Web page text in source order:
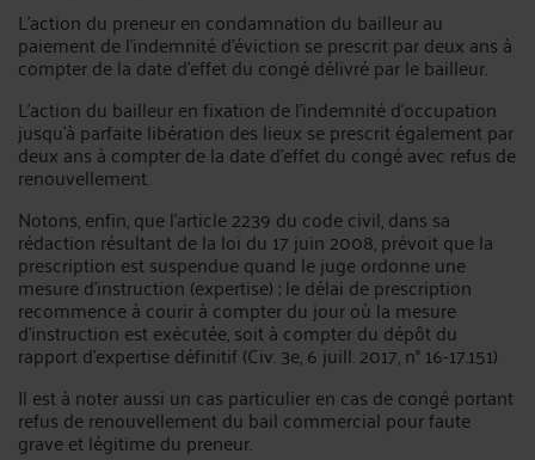
L'action du preneur en condamnation du bailleur au
paiement de l'indemnité d'éviction se prescrit par deux ans à
compter de la date d'effet du congé délivré par le bailleur.
L'action du bailleur en fixation de l'indemnité d'occupation
jusqu'à parfaite libération des lieux se prescrit également par
deux ans à compter de la date d'effet du congé avec refus de
renouvellement.
Notons, enfin, que l'article 2239 du code civil, dans sa
rédaction résultant de la loi du 17 juin 2008, prévoit que la
prescription est suspendue quand le juge ordonne une
mesure d'instruction (expertise) ; le délai de prescription
recommence à courir à compter du jour où la mesure
d'instruction est exécutée, soit à compter du dépôt du
rapport d'expertise définitif (Civ. 3e, 6 juill. 2017, n° 16-17.151)
Il est à noter aussi un cas particulier en cas de congé portant
refus de renouvellement du bail commercial pour faute
grave et légitime du preneur.